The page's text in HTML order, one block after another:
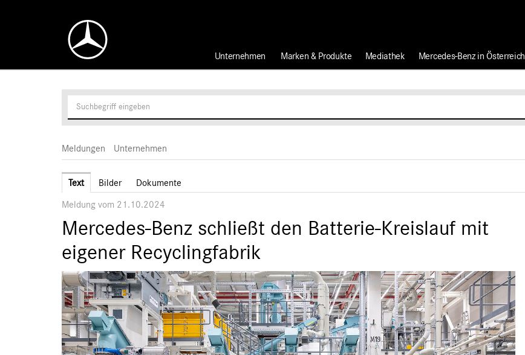
Unternehmen Marken & Produkte Mediathek Mercedes-Benz in Österreich
Meldungen Unternehmen
Text Bilder Dokumente
Meldung vom 21.10.2024
Mercedes-Benz schließt den Batterie-Kreislauf mit
eigener Recyclingfabrik